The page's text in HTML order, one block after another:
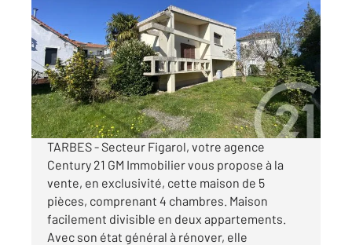
, 6 pièces
Ref : 3727
Maison à vendre
140 000 €
Visiter le site dédié
TARBES - Secteur Figarol, votre agence
Century 21 GM Immobilier vous propose à la
vente, en exclusivité, cette maison de 5
pièces, comprenant 4 chambres. Maison
facilement divisible en deux appartements.
Avec son état général à rénover, elle